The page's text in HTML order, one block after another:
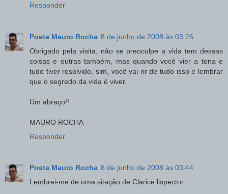
Responder
Poeta Mauro Rocha 8 de junho de 2008 às 03:26
Obrigado pela visita, não se preoculpe a vida tem dessas
coisas e outras também, mas quando você vier a tona e
tudo tiver resolvido, sim, você vai rir de tudo isso e lembrar
que o segredo da vida é viver.
Um abraço!!
MAURO ROCHA
Responder
Poeta Mauro Rocha 8 de junho de 2008 às 03:44
Lembrei-me de uma sitação de Clarice lispector: